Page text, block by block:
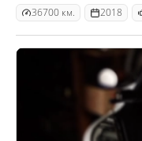
36700 км. 2018